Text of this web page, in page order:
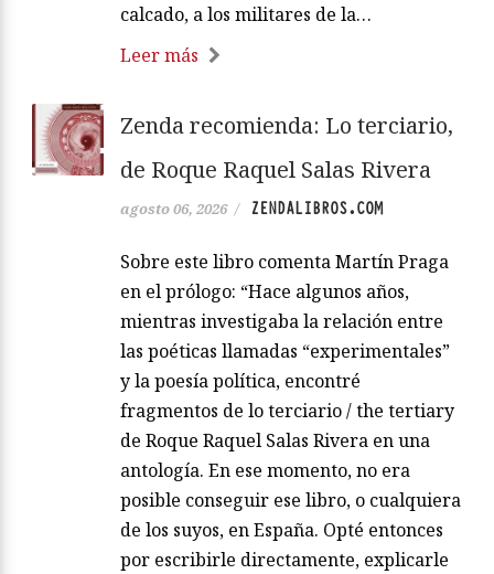
calcado, a los militares de la…
Leer más
Zenda recomienda: Lo terciario,
de Roque Raquel Salas Rivera
agosto 06, 2026 / ZENDALIBROS.COM
Sobre este libro comenta Martín Praga
en el prólogo: “Hace algunos años,
mientras investigaba la relación entre
las poéticas llamadas “experimentales”
y la poesía política, encontré
fragmentos de lo terciario / the tertiary
de Roque Raquel Salas Rivera en una
antología. En ese momento, no era
posible conseguir ese libro, o cualquiera
de los suyos, en España. Opté entonces
por escribirle directamente, explicarle